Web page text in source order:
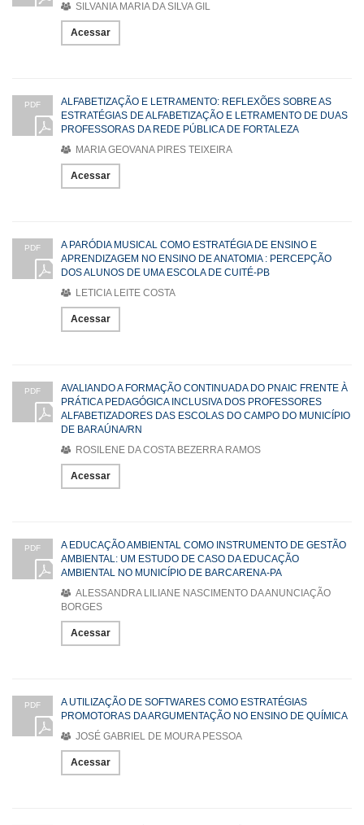
SILVANIA MARIA DA SILVA GIL
Acessar
PDF
ALFABETIZAÇÃO E LETRAMENTO: REFLEXÕES SOBRE AS
ESTRATÉGIAS DE ALFABETIZAÇÃO E LETRAMENTO DE DUAS
PROFESSORAS DA REDE PÚBLICA DE FORTALEZA
MARIA GEOVANA PIRES TEIXEIRA
Acessar
PDF
A PARÓDIA MUSICAL COMO ESTRATÉGIA DE ENSINO E
APRENDIZAGEM NO ENSINO DE ANATOMIA : PERCEPÇÃO
DOS ALUNOS DE UMA ESCOLA DE CUITÉ-PB
LETICIA LEITE COSTA
Acessar
PDF
AVALIANDO A FORMAÇÃO CONTINUADA DO PNAIC FRENTE À
PRÁTICA PEDAGÓGICA INCLUSIVA DOS PROFESSORES
ALFABETIZADORES DAS ESCOLAS DO CAMPO DO MUNICÍPIO
DE BARAÚNA/RN
ROSILENE DA COSTA BEZERRA RAMOS
Acessar
PDF
A EDUCAÇÃO AMBIENTAL COMO INSTRUMENTO DE GESTÃO
AMBIENTAL: UM ESTUDO DE CASO DA EDUCAÇÃO
AMBIENTAL NO MUNICÍPIO DE BARCARENA-PA
ALESSANDRA LILIANE NASCIMENTO DA ANUNCIAÇÃO
BORGES
Acessar
PDF
A UTILIZAÇÃO DE SOFTWARES COMO ESTRATÉGIAS
PROMOTORAS DA ARGUMENTAÇÃO NO ENSINO DE QUÍMICA
JOSÉ GABRIEL DE MOURA PESSOA
Acessar